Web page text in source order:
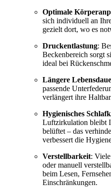
Optimale
sich individuell an
gezielt dort, wo es
Druckentlastung:
Beckenbereich sorgt
ideal bei
Längere
passende
verlängert ihre
Hygienisches
Luftzirkulation bleibt
belüftet – das
verbessert die
Verstellbarkeit:
oder manuell
beim Lesen,
Einschränkungen.